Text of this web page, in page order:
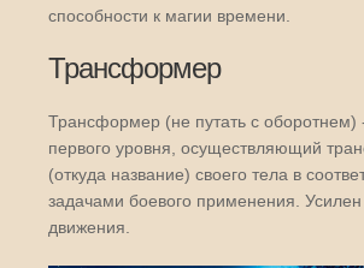
способности к магии времени.
Трансформер
Трансформер (не путать с оборотнем)
первого уровня, осуществляющий
(откуда название) своего тела в
задачами боевого применения.
движения.